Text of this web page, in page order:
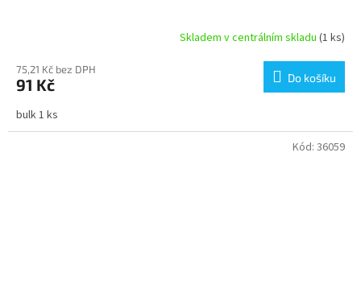
Skladem v centrálním skladu (1 ks)
75,21 Kč bez DPH
91 Kč Do košíku
bulk 1 ks
Kód: 36059